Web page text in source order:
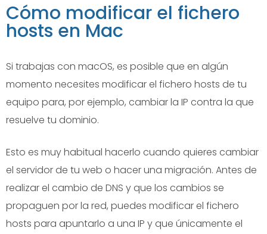
Cómo modificar el fichero
hosts en Mac
Si trabajas con macOS, es posible que en algún
momento necesites modificar el fichero hosts de tu
equipo para, por ejemplo, cambiar la IP contra la que
resuelve tu dominio.
Esto es muy habitual hacerlo cuando quieres cambiar
el servidor de tu web o hacer una migración. Antes de
realizar el cambio de DNS y que los cambios se
propaguen por la red, puedes modificar el fichero
hosts para apuntarlo a una IP y que únicamente el